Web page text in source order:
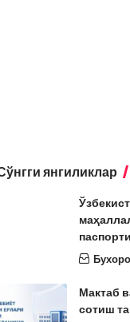
янгиликлар
Бухоро
Мактаб
сотиш